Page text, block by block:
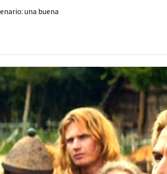
una buena